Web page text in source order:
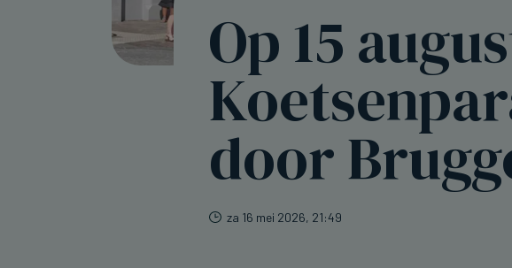
Op 15
door
za 16 mei 2026, 21:49